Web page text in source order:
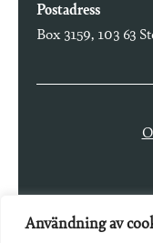
Användning av
Postadress
Box 3159, 103 63